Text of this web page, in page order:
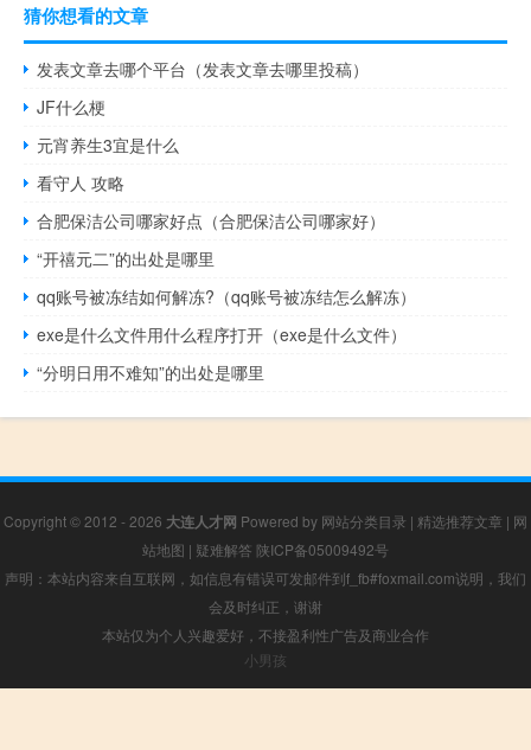
猜你想看的文章
发表文章去哪个平台（发表文章去哪里投稿）
JF什么梗
元宵养生3宜是什么
看守人 攻略
合肥保洁公司哪家好点（合肥保洁公司哪家好）
“开禧元二”的出处是哪里
qq账号被冻结如何解冻?（qq账号被冻结怎么解冻）
exe是什么文件用什么程序打开（exe是什么文件）
“分明日用不难知”的出处是哪里
Copyright © 2012 - 2026 大连人才网 Powered by 网站分类目录 | 精选推荐文章 | 网
站地图 | 疑难解答 陕ICP备05009492号
声明：本站内容来自互联网，如信息有错误可发邮件到f_fb#foxmail.com说明，我们
会及时纠正，谢谢
本站仅为个人兴趣爱好，不接盈利性广告及商业合作
小男孩